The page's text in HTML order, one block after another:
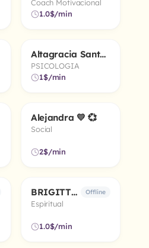
Coach Motivacional
1.0$/min
Online 5.0
Altagracia Santamaria
PSICOLOGIA
1$/min
Online
Alejandra 💛 💞
Social
2$/min
5.0
BRIGITTE 🌏 🔮 Offline
Espiritual
1.0$/min